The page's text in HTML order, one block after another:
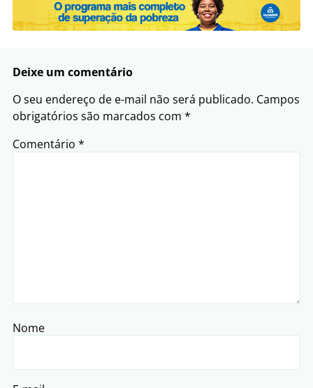
Deixe um comentário
O seu endereço de e-mail não será publicado. Campos
obrigatórios são marcados com *
Comentário *
Nome